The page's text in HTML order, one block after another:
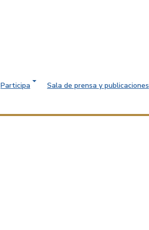
Participa Sala de prensa y publicaciones